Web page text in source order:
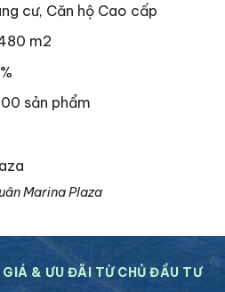
cư, Căn hộ Cao cấp
m2
sản phẩm
Marina Plaza
& ƯU ĐÃI TỪ CHỦ ĐẦU TƯ